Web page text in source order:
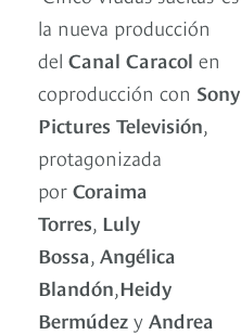
la nueva producción
del Canal Caracol en
coproducción con Sony
Pictures Televisión,
protagonizada
por Coraima
Torres, Luly
Bossa, Angélica
Blandón,Heidy
Bermúdez y Andrea